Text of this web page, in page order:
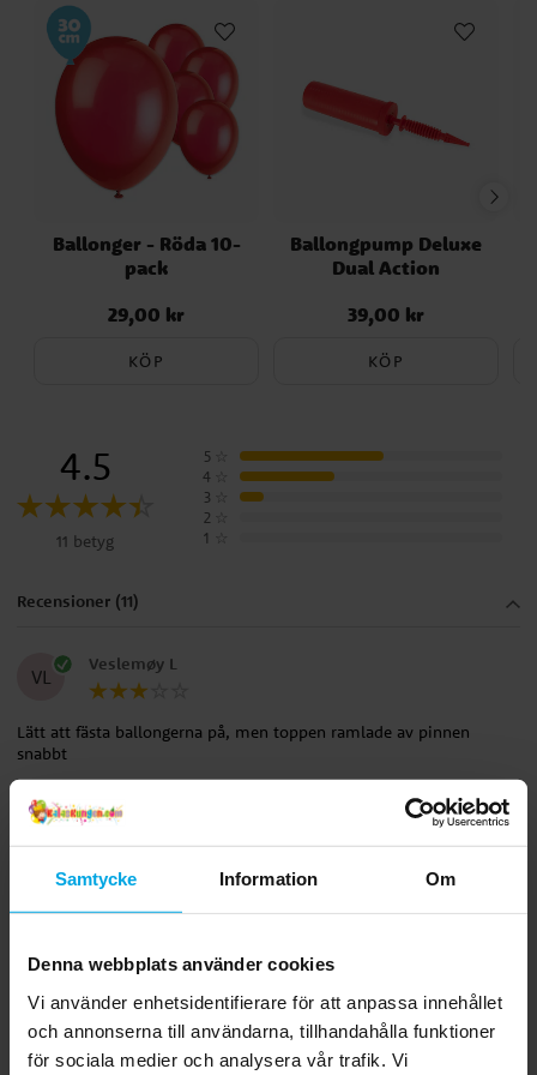
Samtycke Information Om
Denna webbplats använder cookies
Vi använder enhetsidentifierare för att anpassa innehållet
och annonserna till användarna, tillhandahålla funktioner
för sociala medier och analysera vår trafik. Vi
K-Pop Demon Hunters
Mumintrollen
Ice Cream Party
Ballonger - Röda 10-
pack
Pris:29,00 kr
29,00 kr
KÖP
Ballongpump Deluxe
Dual Action
Pris:39,00 kr
39,00 kr
KÖP
4.5
11 betyg
5
4
3
2
1
Recensioner (11)
VL
Veslemøy L
Lätt att fästa ballongerna på, men toppen ramlade av pinnen
snabbt
8 månader sedan
Kathia
3 månader sedan
AS
Anneli S